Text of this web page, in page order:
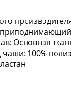
Основная
100%